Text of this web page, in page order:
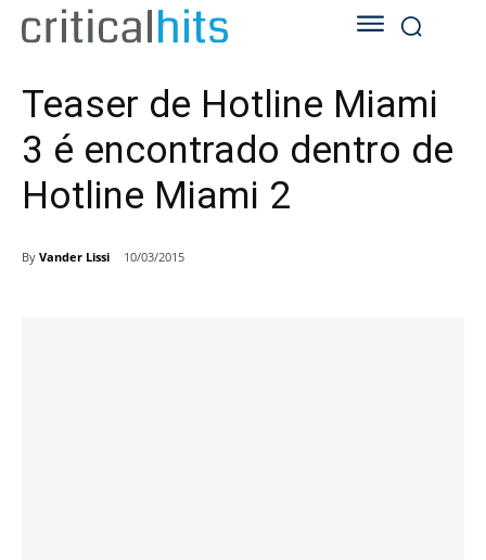
Teaser de Hotline Miami
3 é encontrado dentro de
Hotline Miami 2
By Vander Lissi 10/03/2015